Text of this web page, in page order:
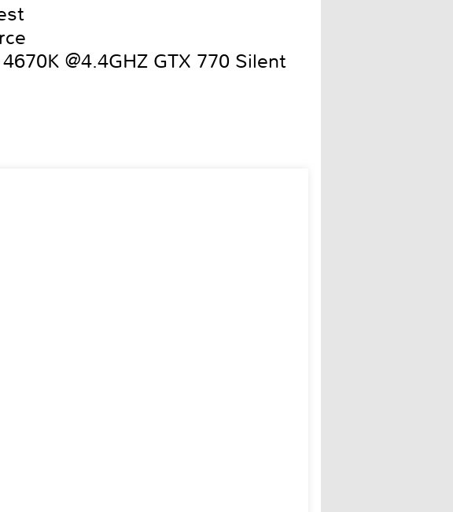
@4.4GHZ GTX 770 Silent